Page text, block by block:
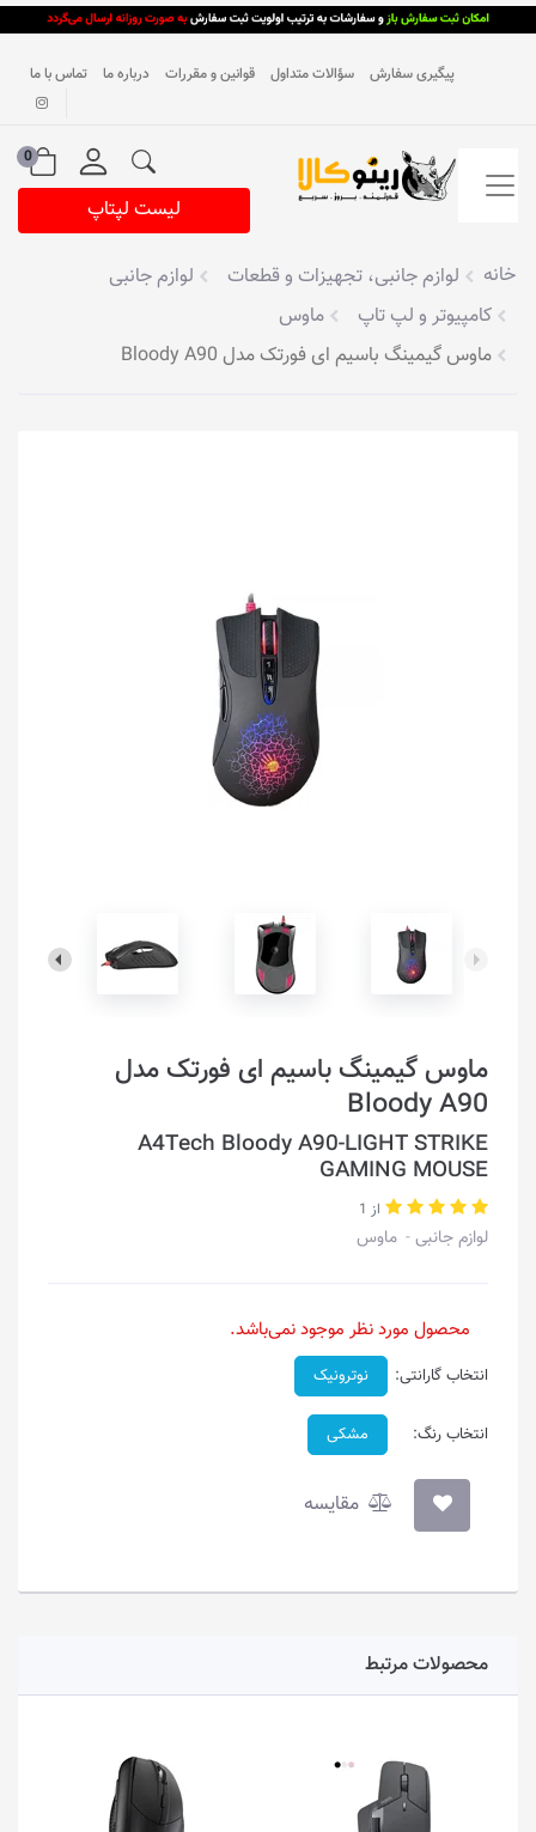
پیگیری سفارش سؤالات متداول قوانین و مقررات درباره ما تماس با ما
0
لیست لپتاپ
خانه لوازم جانبی، تجهیزات و قطعات
لوازم جانبی
کامپیوتر و لپ تاپ
ماوس
ماوس گیمینگ با‌سیم ای فورتک مدل Bloody A90
ماوس گیمینگ با‌سیم ای فورتک مدل
Bloody A90
A4Tech Bloody A90-LIGHT STRIKE
GAMING MOUSE
از 1
لوازم جانبی ماوس
محصول مورد نظر موجود نمی‌باشد.
انتخاب گارانتی: نوترونیک
انتخاب رنگ: مشکی
مقایسه
محصولات مرتبط